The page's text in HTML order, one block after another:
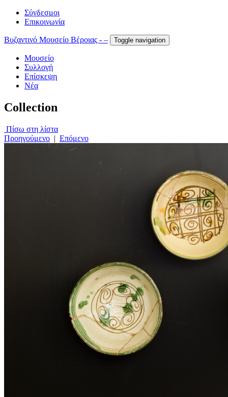
Σύνδεσμοι
Επικοινωνία
Βυζαντινό Μουσείο Βέροιας - – Toggle navigation
Μουσείο
Συλλογή
Επίσκεψη
Νέα
Collection
Πίσω στη λίστα
Προηγούμενο | Επόμενο